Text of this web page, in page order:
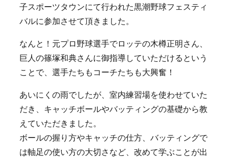
子スポーツタウンにて行われた黒潮野球フェスティ
バルに参加させて頂きました。
なんと！元プロ野球選手でロッテの木樽正明さん、
巨人の篠塚和典さんに御指導していただけるという
ことで、選手たちもコーチたちも大興奮！
あいにくの雨でしたが、室内練習場を使わせていた
だき、キャッチボールやバッティングの基礎から教
えていただきました。
ボールの握り方やキャッチの仕方、バッティングで
は軸足の使い方の大切さなど、改めて学ぶことが出